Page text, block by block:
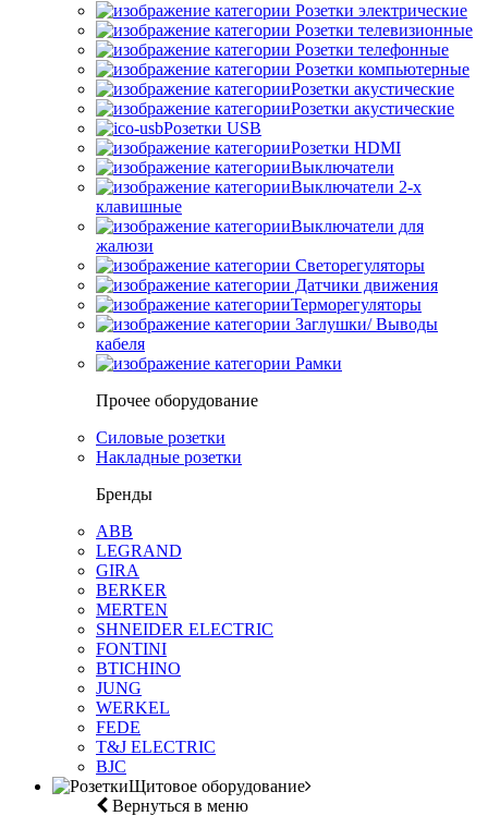
Розетки электрические
Розетки телевизионные
Розетки телефонные
Розетки компьютерные
Розетки акустические
Розетки акустические
Розетки USB
Розетки HDMI
Выключатели
Выключатели 2-х
клавишные
Выключатели для
жалюзи
Светорегуляторы
Датчики движения
Терморегуляторы
Заглушки/ Выводы
кабеля
Рамки
Прочее оборудование
Силовые розетки
Накладные розетки
Бренды
ABB
LEGRAND
GIRA
BERKER
MERTEN
SHNEIDER ELECTRIC
FONTINI
BTICHINO
JUNG
WERKEL
FEDE
T&J ELECTRIC
BJC
Щитовое оборудование
Вернуться в меню